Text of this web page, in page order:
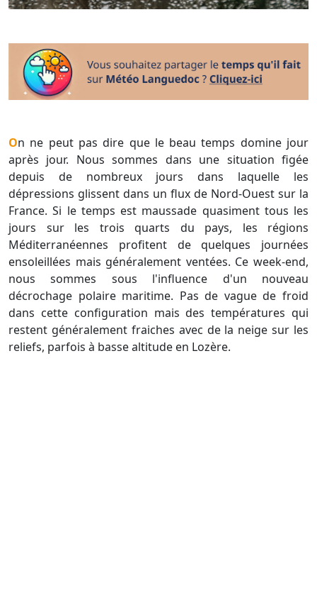
On ne peut pas dire que le beau temps domine jour
après jour. Nous sommes dans une situation figée
depuis de nombreux jours dans laquelle les
dépressions glissent dans un flux de Nord-Ouest sur la
France. Si le temps est maussade quasiment tous les
jours sur les trois quarts du pays, les régions
Méditerranéennes profitent de quelques journées
ensoleillées mais généralement ventées. Ce week-end,
nous sommes sous l'influence d'un nouveau
décrochage polaire maritime. Pas de vague de froid
dans cette configuration mais des températures qui
restent généralement fraiches avec de la neige sur les
reliefs, parfois à basse altitude en Lozère.